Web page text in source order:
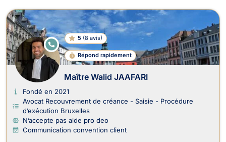
5 (8 avis)
Répond rapidement
E
N
LI
G
N
E
Maître Walid JAAFARI
Fondé en 2021
Avocat Recouvrement de créance - Saisie - Procédure
d’exécution Bruxelles
N’accepte pas aide pro deo
Communication convention client